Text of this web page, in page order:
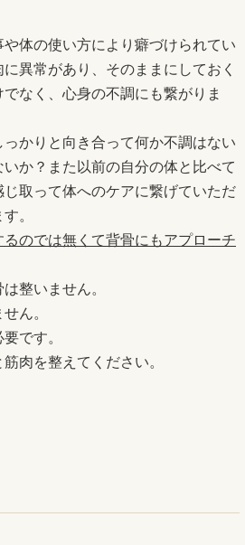
や体の使い方により癖づけられてい
異常があり、そのままにしておく
なく、心身の不調にも繋がりま
かりと向き合って何か不調はない
か？また以前の自分の体と比べて
取って体へのケアに繋げていただ
。
のでは無くて背骨にもアプローチ
整いません。
ん。
です。
肉を整えてください。